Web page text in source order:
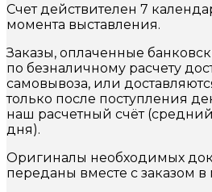
Счет действителен 7
момента выставления.
Заказы, оплаченные
по безналичному расчету
самовывоза, или
только после поступления
наш расчетный счёт
дня).
Оригиналы необходимых
переданы вместе с заказом в